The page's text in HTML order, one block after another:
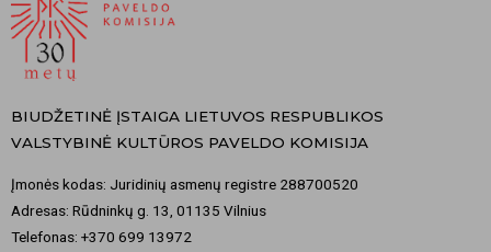
BIUDŽETINĖ ĮSTAIGA LIETUVOS RESPUBLIKOS
VALSTYBINĖ KULTŪROS PAVELDO KOMISIJA
Įmonės kodas: Juridinių asmenų registre 288700520
Adresas: Rūdninkų g. 13, 01135 Vilnius
Telefonas: +370 699 13972